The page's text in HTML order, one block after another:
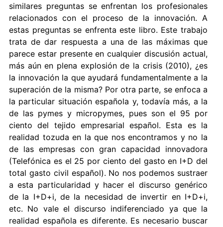
similares preguntas se enfrentan los profesionales
relacionados con el proceso de la innovación. A
estas preguntas se enfrenta este libro. Este trabajo
trata de dar respuesta a una de las máximas que
parece estar presente en cualquier discusión actual,
más aún en plena explosión de la crisis (2010), ¿es
la innovación la que ayudará fundamentalmente a la
superación de la misma? Por otra parte, se enfoca a
la particular situación española y, todavía más, a la
de las pymes y micropymes, pues son el 95 por
ciento del tejido empresarial español. Esta es la
realidad tozuda en la que nos encontramos y no la
de las empresas con gran capacidad innovadora
(Telefónica es el 25 por ciento del gasto en I+D del
total gasto civil español). No nos podemos sustraer
a esta particularidad y hacer el discurso genérico
de la I+D+i, de la necesidad de invertir en I+D+i,
etc. No vale el discurso indiferenciado ya que la
realidad española es diferente. Es necesario buscar